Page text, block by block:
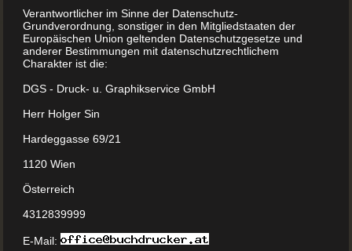
Orten eines Klosters gehörte. Einige Klöster hatten die
Buchherstellung perfektioniert. Zahlreiche Mönche waren
hier jeden Tag parallel damit beschäftigt, immer neue
Kopien herzustellen.
Schon damals waren Bücher kostbare
Meisterwerke
wertvoll. Schon damals waren besonders aufwendig
gestaltete Exemplare ein kostbares Gut.
Verantwortlicher im Sinne der Datenschutz-
Grundverordnung, sonstiger in den Mitgliedstaaten der
Europäischen Union geltenden Datenschutzgesetze und
anderer Bestimmungen mit datenschutzrechtlichem
Charakter ist die:
DGS - Druck- u. Graphikservice GmbH
Herr Holger Sin
Hardeggasse 69/21
1120 Wien
Österreich
4312839999
E-Mail: